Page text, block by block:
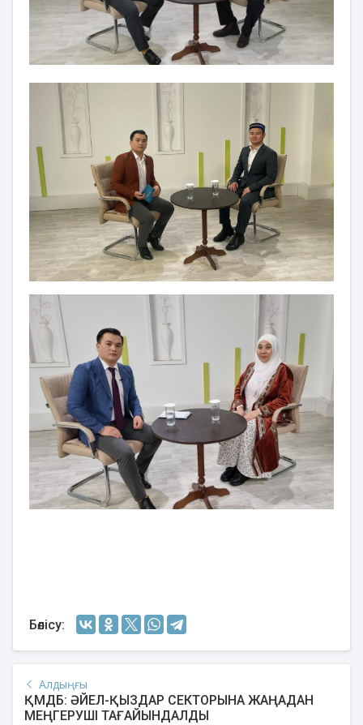
Бөлісу:
Алдыңғы
ҚМДБ: ӘЙЕЛ-ҚЫЗДАР СЕКТОРЫНА ЖАҢАДАН
МЕҢГЕРУШІ ТАҒАЙЫНДАЛДЫ